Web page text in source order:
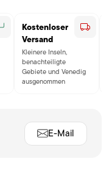
Kostenloser
Versand
Kleinere Inseln,
benachteiligte
Gebiete und Venedig
ausgenommen
E-Mail